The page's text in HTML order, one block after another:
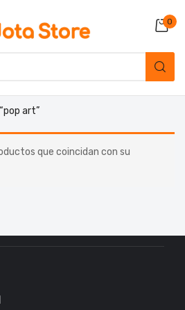
0
art”
que coincidan con su